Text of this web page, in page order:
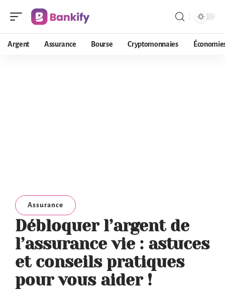
Argent Assurance Bourse Cryptomonnaies
Assurance
Débloquer l’argent de
l’assurance vie : astuces
et conseils pratiques
pour vous aider !